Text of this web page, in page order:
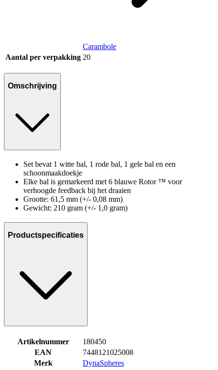
Carambole
Aantal per verpakking 20
Omschrijving
Set bevat 1 witte bal, 1 rode bal, 1 gele bal en een
schoonmaakdoekje
Elke bal is gemarkeerd met 6 blauwe Rotor ™ voor
verhoogde feedback bij het draaien
Grootte: 61,5 mm (+/- 0,08 mm)
Gewicht: 210 gram (+/- 1,0 gram)
Productspecificaties
Artikelnummer
180450
EAN
7448121025008
Merk
DynaSpheres